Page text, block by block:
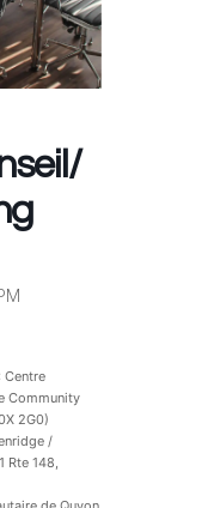
: Centre
Community
2G0)
/
148,